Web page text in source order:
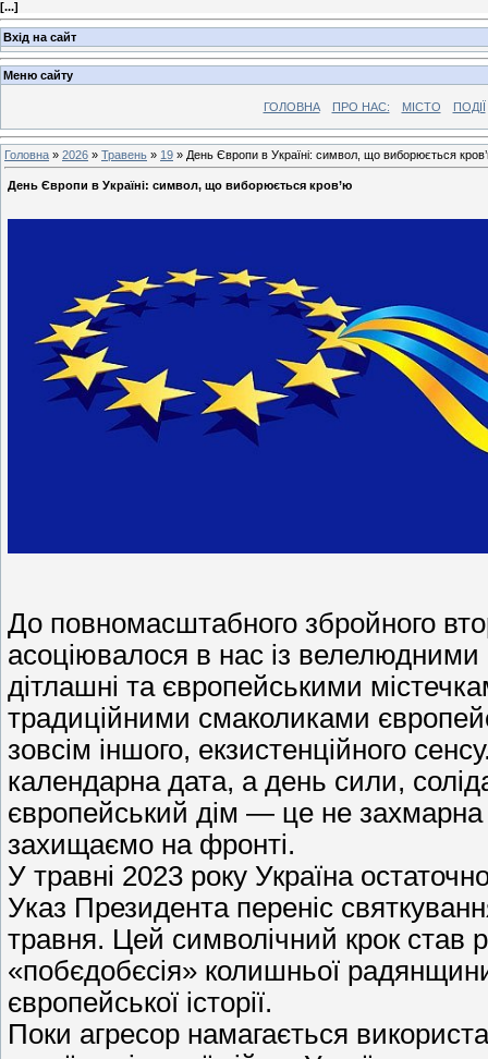
[...]
Вхід на сайт
Меню сайту
ГОЛОВНА ПРО НАС: МІСТО ПОДІЇ
Головна » 2026 » Травень » 19 » День Європи в Україні: символ, що виборюється
День Європи в Україні: символ, що виборюється кров’ю
До повномасштабного збройного
асоціювалося в нас із
дітлашні та європейськими
традиційними смаколиками
зовсім іншого, екзистенційного
календарна дата, а день сили,
європейський дім — це не
захищаємо на фронті.
У травні 2023 року Україна
Указ Президента переніс
травня. Цей символічний крок став
«побєдобєсія» колишньої
європейської історії.
Поки агресор намагається